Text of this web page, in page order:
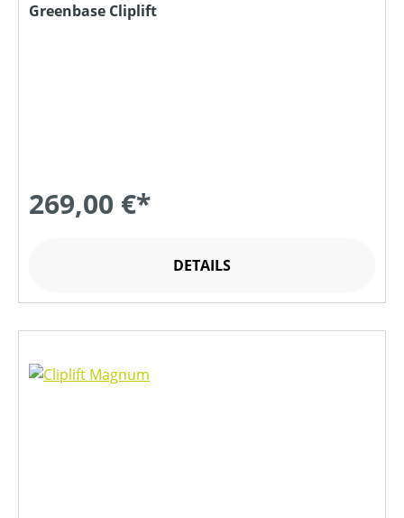
Greenbase Cliplift
269,00 €*
DETAILS